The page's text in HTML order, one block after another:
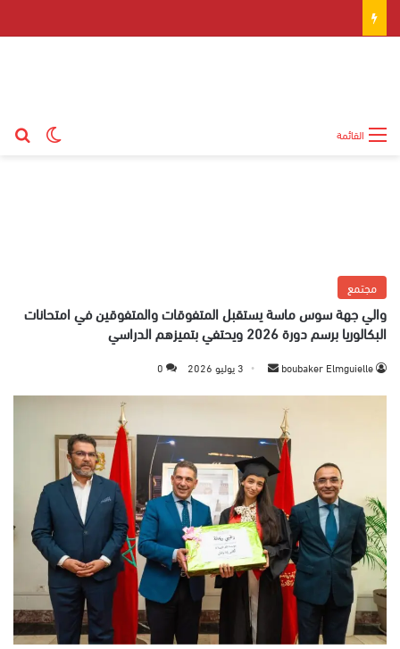
القائمة
مجتمع
والي جهة سوس ماسة يستقبل المتفوقات والمتفوقين في امتحانات
البكالوريا برسم دورة 2026 ويحتفي بتميزهم الدراسي
boubaker Elmguielle
ر
ي
د
ا
إ
3 يوليو 2026 0